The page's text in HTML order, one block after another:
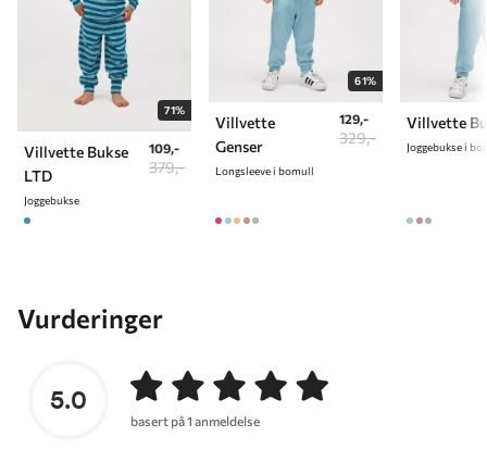
71%
Villvette Bukse
LTD
Joggebukse
109,-
379,-
61%
Villvette
Genser
Longsleeve i bomull
129,-
329,-
Villvette
Joggebukse i
Vurderinger
5.0
basert på 1 anmeldelse